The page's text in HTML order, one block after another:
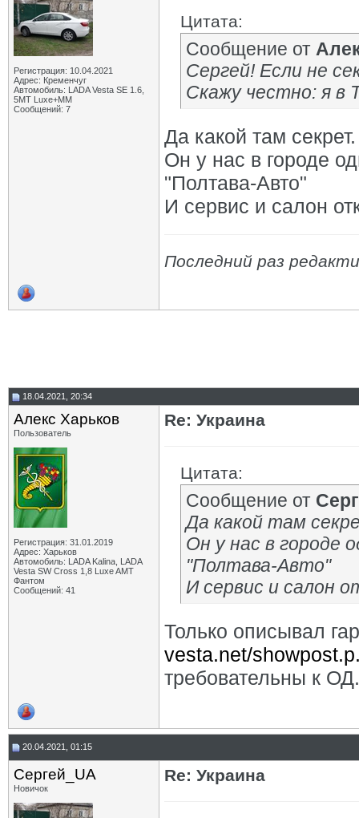
Регистрация: 10.04.2021
Адрес: Кременчуг
Автомобиль: LADA Vesta SE 1.6,
5МТ Luxe+MM
Сообщений: 7
Цитата:
Сообщение от
Сергей! Если не
Скажу честно: я в
Да какой там секрет.
Он у нас в городе
"Полтава-Авто"
И сервис и салон
Последний раз
18.04.2021, 20:34
Алекс Харьков
Пользователь
Регистрация: 31.01.2019
Адрес: Харьков
Автомобиль: LADA Kalina, LADA
Vesta SW Cross 1,8 Luxe AMT
Фантом
Сообщений: 41
Re: Украина
Цитата:
Сообщение от
Да какой там
Он у нас в городе
"Полтава-Авто"
И сервис и салон
Только описывал
vesta.net/
требовательны к ОД.
20.04.2021, 01:15
Сергей_UA
Новичок
Re: Украина